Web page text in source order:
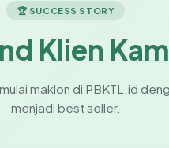
🏆 SUCCESS STORY
Klien
maklon di PBKTL.id
menjadi best seller.